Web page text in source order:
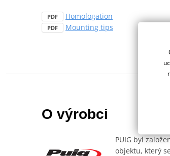
PDF Homologation
PDF Mounting tips
O výrobci
PUIG byl
objektu, který